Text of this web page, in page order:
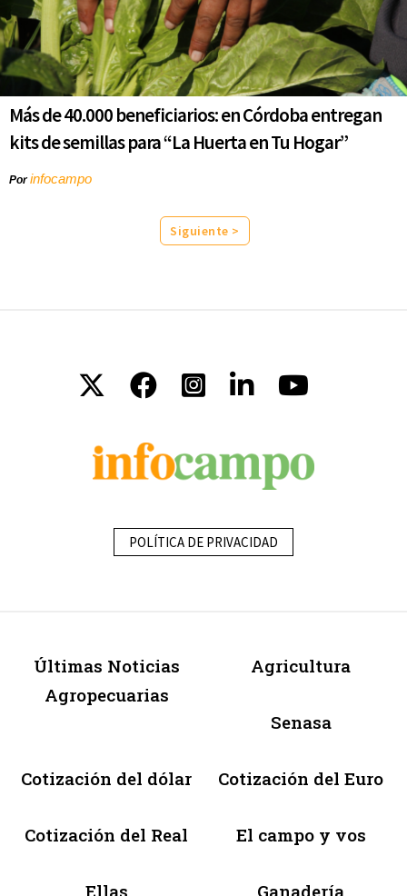
Más de 40.000 beneficiarios: en Córdoba entregan
kits de semillas para “La Huerta en Tu Hogar”
Porinfocampo
Siguiente >
POLÍTICA DE PRIVACIDAD
Últimas Noticias
Agropecuarias
Agricultura
Senasa
Cotización del dólar Cotización del Euro
Cotización del Real El campo y vos
Ellas Ganadería